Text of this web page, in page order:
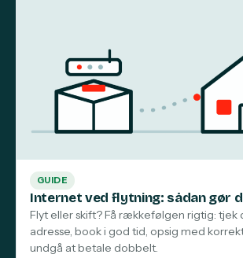
GUIDE
Internet ved flytning: sådan gør
Flyt eller skift? Få rækkefølgen rigtig: tjek
adresse, book i god tid, opsig med
undgå at betale dobbelt.